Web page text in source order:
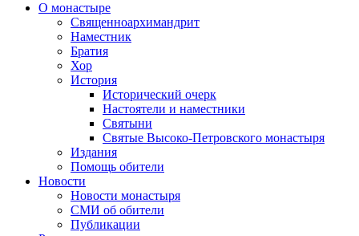
О монастыре
Священноархимандрит
Наместник
Братия
Хор
История
Исторический очерк
Настоятели и наместники
Святыни
Святые Высоко-Петровского монастыря
Издания
Помощь обители
Новости
Новости монастыря
СМИ об обители
Публикации